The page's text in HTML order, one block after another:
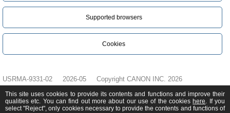
Supported browsers
Cookies
USRMA-9331-02 2026-05 Copyright CANON INC. 2026
This site uses cookies to provide its contents and functions and improve their
qualities etc. You can find out more about our use of the cookies here. If you
select "Reject", only cookies necessary to provide the contents and functions of